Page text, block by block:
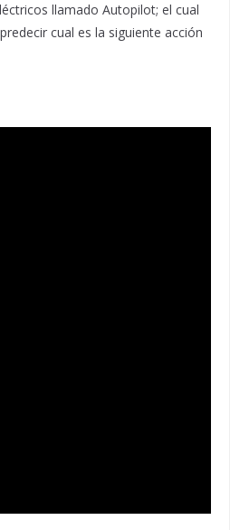
llamado Autopilot; el cual
cual es la siguiente acción